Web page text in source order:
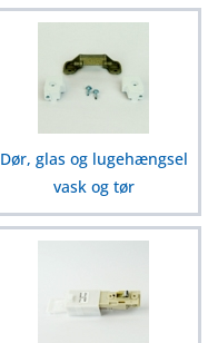
Dør, glas og lugehængsel
vask og tør